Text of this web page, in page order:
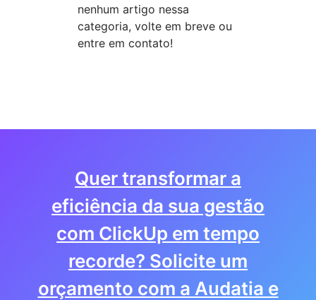
nenhum artigo nessa
categoria, volte em breve ou
entre em contato!
Quer transformar a
eficiência da sua gestão
com ClickUp em tempo
recorde? Solicite um
orçamento com a Audatia e